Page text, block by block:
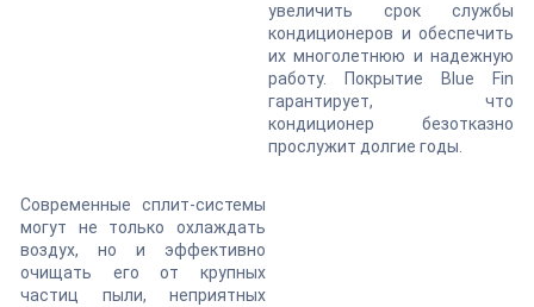
увеличить срок службы
кондиционеров и обеспечить
их многолетнюю и надежную
работу. Покрытие Blue Fin
гарантирует, что
кондиционер безотказно
прослужит долгие годы.
Современные сплит-системы
могут не только охлаждать
воздух, но и эффективно
очищать его от крупных
частиц пыли, неприятных